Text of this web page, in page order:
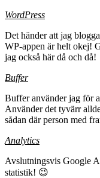
WordPress
Det händer att jag
WP-appen är helt okej!
jag också här då och då!
Buffer
Buffer använder jag för
Använder det tyvärr
sådan där person med
Analytics
Avslutningsvis Google
statistik! 😉